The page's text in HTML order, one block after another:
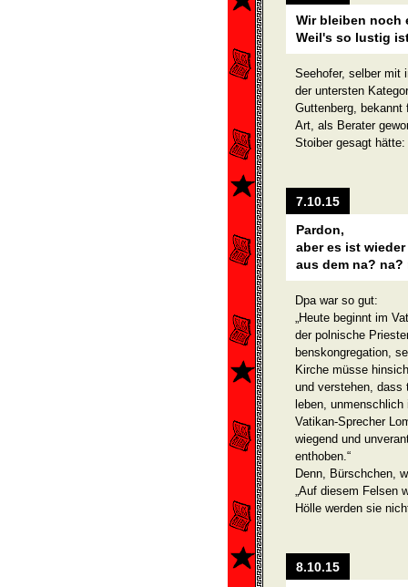
Wir bleiben noch
Weil's so lustig
Seehofer, selber mit
der untersten
Guttenberg, bekannt
Art, als Berater
Stoiber gesagt
7.10.15
Pardon,
aber es ist
aus dem na? na?
Dpa war so gut:
„Heute beginnt im
der polnische
benskongregation,
Kirche müsse
und verstehen, dass
leben, unmenschlich
Vatikan-Sprecher
wiegend und
enthoben.“
Denn, Bürschchen,
„Auf diesem Felsen
Hölle werden sie
8.10.15